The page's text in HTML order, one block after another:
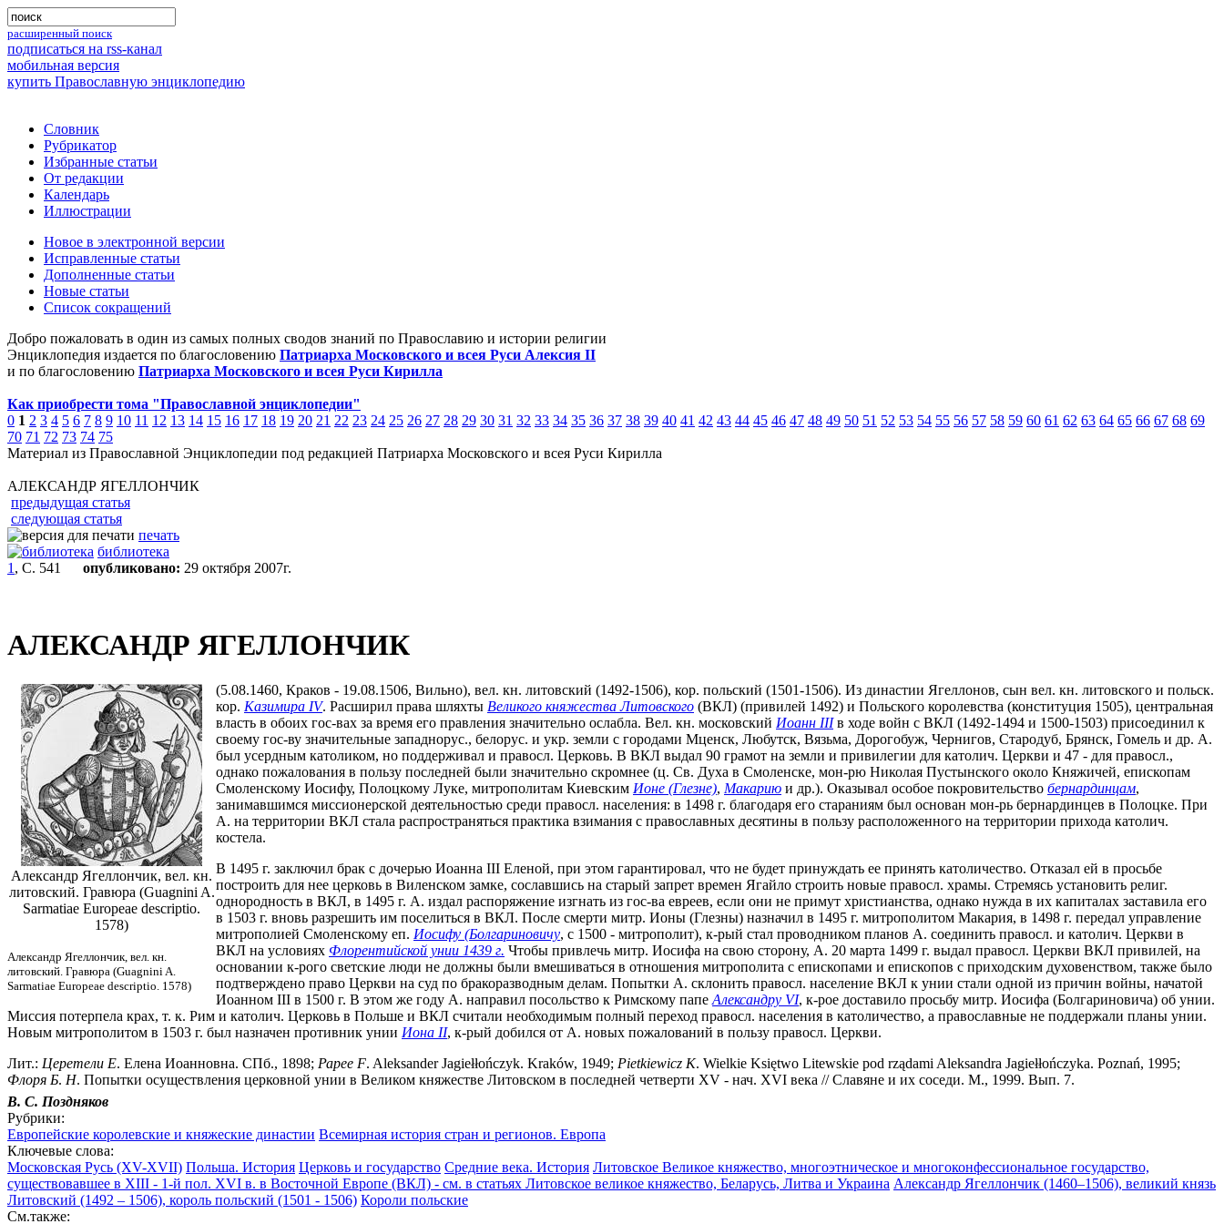
расширенный поиск
подписаться на rss-канал
мобильная версия
купить Православную энциклопедию
Словник
Рубрикатор
Избранные статьи
От редакции
Календарь
Иллюстрации
Новое в электронной версии
Исправленные статьи
Дополненные статьи
Новые статьи
Список сокращений
Добро пожаловать в один из самых полных сводов знаний по Православию и истории религии
Энциклопедия издается по благословению Патриарха Московского и всея Руси Алексия II
и по благословению Патриарха Московского и всея Руси Кирилла
Как приобрести тома "Православной энциклопедии"
0 1 2 3 4 5 6 7 8 9 10 11 12 13 14 15 16 17 18 19 20 21 22 23 24 25 26 27 28 29 30 31 32 33 34 35 36 37 38 39 40 41 42 43 44 45 46 47 48 49 50 51 52 53 54 55 56 57 58 59 60 61 62 63 64 65 66 67 68 69
70 71 72 73 74 75
Материал из Православной Энциклопедии под редакцией Патриарха Московского и всея Руси Кирилла
АЛЕКСАНДР ЯГЕЛЛОНЧИК
предыдущая статья
следующая статья
печать
библиотека
1 , С. 541 опубликовано: 29 октября 2007г.
АЛЕКСАНДР ЯГЕЛЛОНЧИК
Александр Ягеллончик, вел. кн.
литовский. Гравюра (Guagnini A.
Sarmatiae Europeae descriptio.
1578)
Александр Ягеллончик, вел. кн.
литовский. Гравюра (Guagnini A.
Sarmatiae Europeae descriptio. 1578)
(5.08.1460, Краков - 19.08.1506, Вильно), вел. кн. литовский (1492-1506), кор. польский (1501-1506). Из династии Ягеллонов, сын вел. кн. литовского и польск.
кор. Казимира IV. Расширил права шляхты Великого княжества Литовского (ВКЛ) (привилей 1492) и Польского королевства (конституция 1505), центральная
власть в обоих гос-вах за время его правления значительно ослабла. Вел. кн. московский Иоанн IIIв ходе войн с ВКЛ (1492-1494 и 1500-1503) присоединил к
своему гос-ву значительные западнорус., белорус. и укр. земли с городами Мценск, Любутск, Вязьма, Дорогобуж, Чернигов, Стародуб, Брянск, Гомель и др. А.
был усердным католиком, но поддерживал и правосл. Церковь. В ВКЛ выдал 90 грамот на земли и привилегии для католич. Церкви и 47 - для правосл.,
однако пожалования в пользу последней были значительно скромнее (ц. Св. Духа в Смоленске, мон-рю Николая Пустынского около Княжичей, епископам
Смоленскому Иосифу, Полоцкому Луке, митрополитам Киевским Ионе (Глезне), Макарию и др.). Оказывал особое покровительство бернардинцам,
занимавшимся миссионерской деятельностью среди правосл. населения: в 1498 г. благодаря его стараниям был основан мон-рь бернардинцев в Полоцке. При
А. на территории ВКЛ стала распространяться практика взимания с православных десятины в пользу расположенного на территории прихода католич.
костела.
В 1495 г. заключил брак с дочерью Иоанна III Еленой, при этом гарантировал, что не будет принуждать ее принять католичество. Отказал ей в просьбе
построить для нее церковь в Виленском замке, сославшись на старый запрет времен Ягайло строить новые правосл. храмы. Стремясь установить религ.
однородность в ВКЛ, в 1495 г. А. издал распоряжение изгнать из гос-ва евреев, если они не примут христианства, однако нужда в их капиталах заставила его
в 1503 г. вновь разрешить им поселиться в ВКЛ. После смерти митр. Ионы (Глезны) назначил в 1495 г. митрополитом Макария, в 1498 г. передал управление
митрополией Смоленскому еп. Иосифу (Болгариновичу, с 1500 - митрополит), к-рый стал проводником планов А. соединить правосл. и католич. Церкви в
ВКЛ на условиях Флорентийской унии 1439 г. Чтобы привлечь митр. Иосифа на свою сторону, А. 20 марта 1499 г. выдал правосл. Церкви ВКЛ привилей, на
основании к-рого светские люди не должны были вмешиваться в отношения митрополита с епископами и епископов с приходским духовенством, также было
подтверждено право Церкви на суд по бракоразводным делам. Попытки А. склонить правосл. население ВКЛ к унии стали одной из причин войны, начатой
Иоанном III в 1500 г. В этом же году А. направил посольство к Римскому папе Александру VI, к-рое доставило просьбу митр. Иосифа (Болгариновича) об унии.
Миссия потерпела крах, т. к. Рим и католич. Церковь в Польше и ВКЛ считали необходимым полный переход правосл. населения в католичество, а православные не поддержали планы унии.
Новым митрополитом в 1503 г. был назначен противник унии Иона II, к-рый добился от А. новых пожалований в пользу правосл. Церкви.
Лит.: Церетели Е. Елена Иоанновна. СПб., 1898; Рарeе F. Aleksander Jagiełłończyk. Kraków, 1949; Pietkiewicz K. Wielkie Księtwo Litewskie pod rządami Aleksandra Jagiełłończyka. Poznań, 1995;
Флоря Б. Н. Попытки осуществления церковной унии в Великом княжестве Литовском в последней четверти XV - нач. XVI века // Славяне и их соседи. М., 1999. Вып. 7.
В. С. Поздняков
Рубрики:
Европейские королевские и княжеские династии Всемирная история стран и регионов. Европа
Ключевые слова:
Московская Русь (XV-XVII) Польша. История Церковь и государство Средние века. История Литовское Великое княжество, многоэтническое и многоконфессиональное государство,
существовавшее в XIII - 1-й пол. XVI в. в Восточной Европе (ВКЛ) - см. в статьях Литовское великое княжество, Беларусь, Литва и Украина Александр Ягеллончик (1460–1506), великий князь
Литовский (1492 – 1506), король польский (1501 - 1506) Короли польские
См.также: